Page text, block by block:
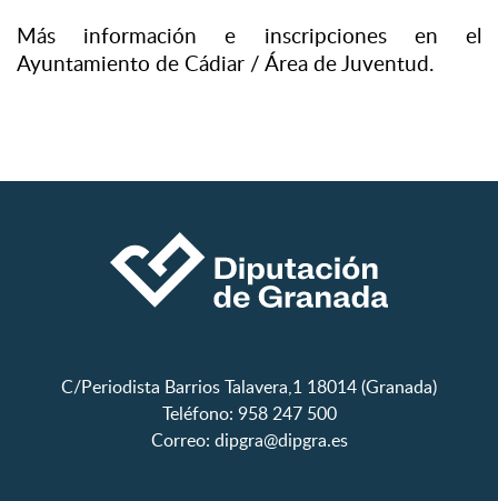
Más información e inscripciones en el
Ayuntamiento de Cádiar / Área de Juventud.
C/Periodista Barrios Talavera,1 18014 (Granada)
Teléfono: 958 247 500
Correo: dipgra@dipgra.es